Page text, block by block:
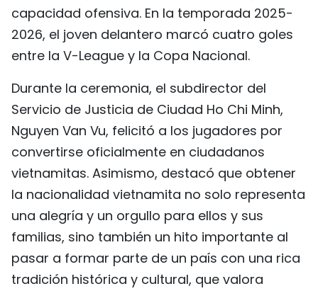
capacidad ofensiva. En la temporada 2025-
2026, el joven delantero marcó cuatro goles
entre la V-League y la Copa Nacional.
Durante la ceremonia, el subdirector del
Servicio de Justicia de Ciudad Ho Chi Minh,
Nguyen Van Vu, felicitó a los jugadores por
convertirse oficialmente en ciudadanos
vietnamitas. Asimismo, destacó que obtener
la nacionalidad vietnamita no solo representa
una alegría y un orgullo para ellos y sus
familias, sino también un hito importante al
pasar a formar parte de un país con una rica
tradición histórica y cultural, que valora